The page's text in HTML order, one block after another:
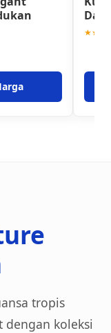
tropis
dengan koleksi